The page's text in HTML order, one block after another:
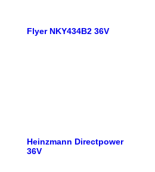
Flyer NKY434B2 36V
Heinzmann Directpower
36V